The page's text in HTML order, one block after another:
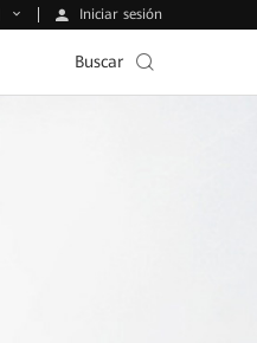
Iniciar sesión
Buscar